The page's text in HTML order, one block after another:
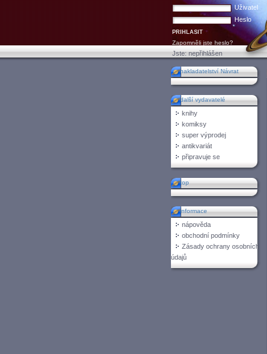
Uživatel
Heslo
Zapomněli jste heslo?
Jste:nepřihlášen
nakladatelství Návrat
další vydavatelé
knihy
komiksy
super výprodej
antikvariát
připravuje se
top
informace
nápověda
obchodní podmínky
Zásady ochrany osobních
údajů